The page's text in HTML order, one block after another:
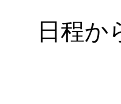
日程か